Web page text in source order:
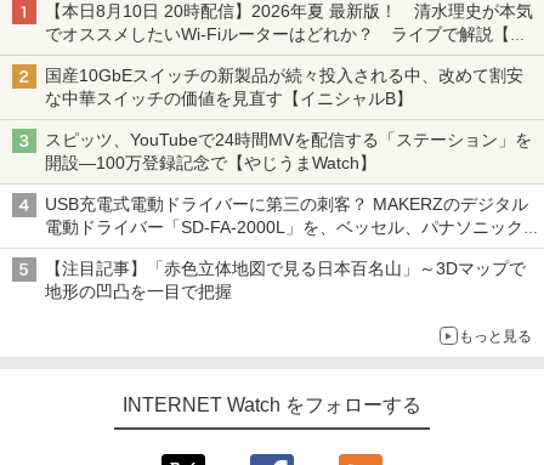
【本日8月10日 20時配信】2026年夏 最新版！ 清水理史が本気
でオススメしたいWi-Fiルーターはどれか？ ライブで解説【清
水理史の「イニシャルB」チャンネル】
国産10GbEスイッチの新製品が続々投入される中、改めて割安
な中華スイッチの価値を見直す【イニシャルB】
スピッツ、YouTubeで24時間MVを配信する「ステーション」を
開設―100万登録記念で【やじうまWatch】
USB充電式電動ドライバーに第三の刺客？ MAKERZのデジタル
電動ドライバー「SD-FA-2000L」を、ベッセル、パナソニック
と比較してみた記事に注目が集まる【アクセスランキング】
【注目記事】「赤色立体地図で見る日本百名山」～3Dマップで
地形の凹凸を一目で把握
もっと見る
INTERNET Watch をフォローする